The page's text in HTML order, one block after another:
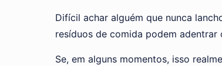
Difícil achar alguém que nunca
resíduos de comida podem
Se, em alguns momentos, isso